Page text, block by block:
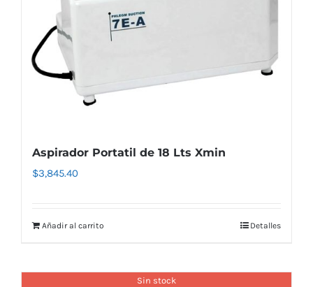
Aspirador Portatil de 18 Lts Xmin
$3,845.40
Añadir al carrito Detalles
Sin stock